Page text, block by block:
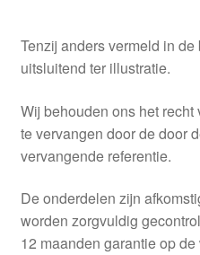
Tenzij anders vermeld in
uitsluitend ter illustratie.
Wij behouden ons het
te vervangen door de door
vervangende referentie.
De onderdelen zijn
worden zorgvuldig
12 maanden garantie op de